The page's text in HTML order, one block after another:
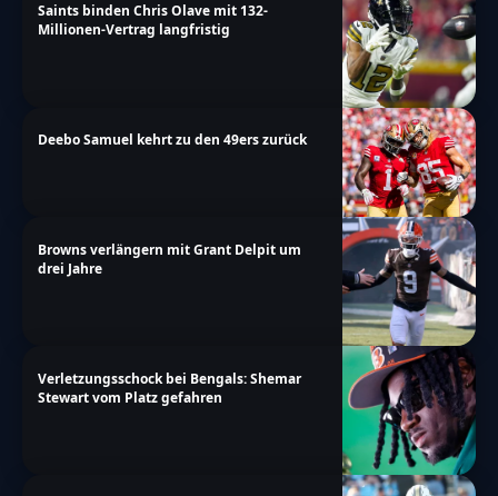
Saints binden Chris Olave mit 132-
Millionen-Vertrag langfristig
Deebo Samuel kehrt zu den 49ers zurück
Browns verlängern mit Grant Delpit um
drei Jahre
Verletzungsschock bei Bengals: Shemar
Stewart vom Platz gefahren